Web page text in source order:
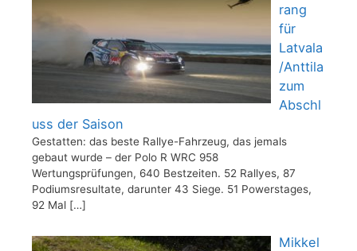
rang
für
Latvala
/Anttila
zum
Abschl
uss der Saison
Gestatten: das beste Rallye-Fahrzeug, das jemals
gebaut wurde – der Polo R WRC 958
Wertungsprüfungen, 640 Bestzeiten. 52 Rallyes, 87
Podiumsresultate, darunter 43 Siege. 51 Powerstages,
92 Mal […]
Mikkel